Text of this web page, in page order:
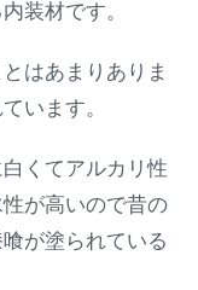
装材です。
はあまりありま
います。
くてアルカリ性
が高いので昔の
が塗られている